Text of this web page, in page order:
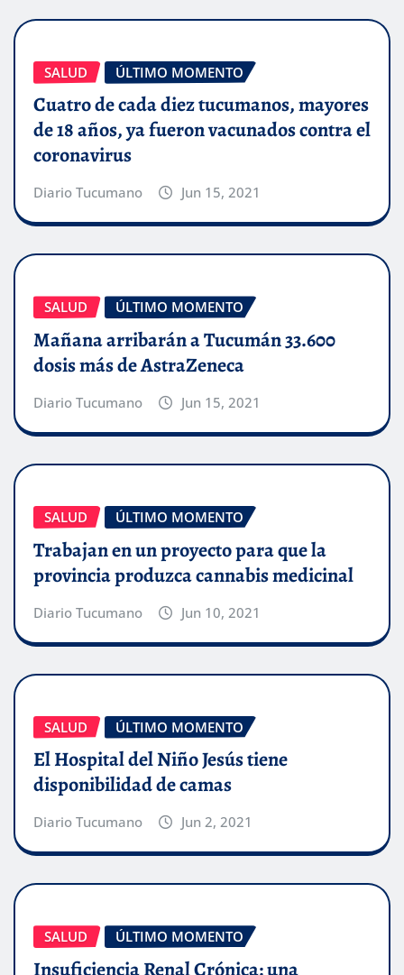
SALUD ÚLTIMO MOMENTO
Cuatro de cada diez tucumanos, mayores
de 18 años, ya fueron vacunados contra el
coronavirus
Diario Tucumano Jun 15, 2021
SALUD ÚLTIMO MOMENTO
Mañana arribarán a Tucumán 33.600
dosis más de AstraZeneca
Diario Tucumano Jun 15, 2021
SALUD ÚLTIMO MOMENTO
Trabajan en un proyecto para que la
provincia produzca cannabis medicinal
Diario Tucumano Jun 10, 2021
SALUD ÚLTIMO MOMENTO
El Hospital del Niño Jesús tiene
disponibilidad de camas
Diario Tucumano Jun 2, 2021
SALUD ÚLTIMO MOMENTO
Insuficiencia Renal Crónica: una